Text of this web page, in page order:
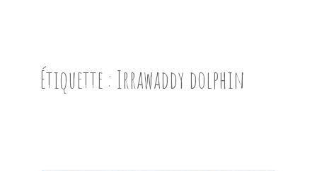
PRÉSENTATION
Étiquette : Irrawaddy dolphin